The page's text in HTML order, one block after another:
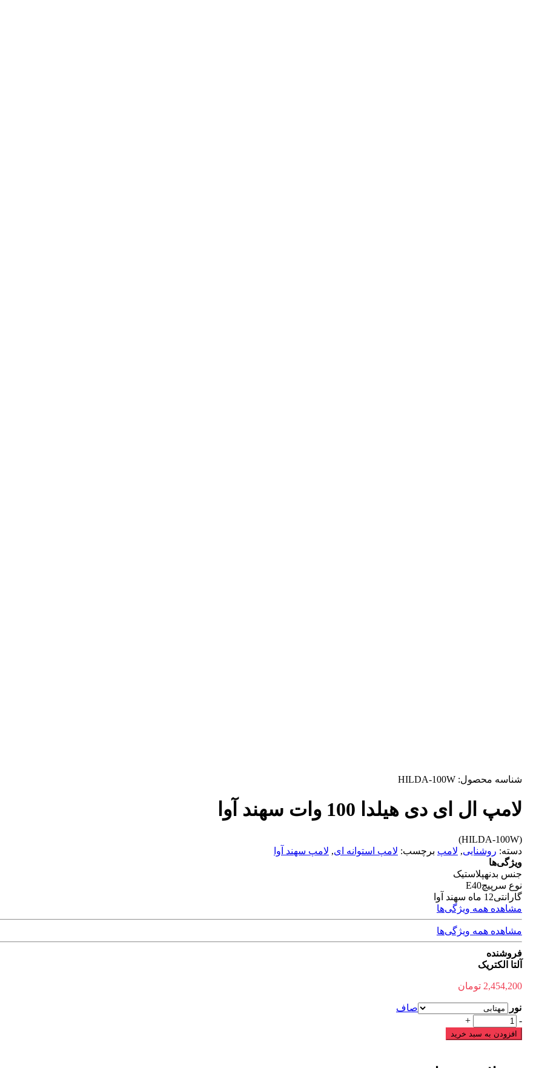
شناسه محصول: HILDA-100W
لامپ ال ای دی هیلدا 100 وات سهند آوا
(HILDA-100W)
دسته: روشنایی, لامپ برچسب: لامپ استوانه ای, لامپ سهند آوا
ویژگی‌ها
جنس بدنهپلاستیک
نوع سرپیچE40
گارانتی12 ماه سهند آوا
مشاهده همه ویژگی‌ها
مشاهده همه ویژگی‌ها
فروشنده
آلتا الکتریک
2,454,200 تومان
نور
صاف
لامپ
ال
ای
-
+
افزودن به سبد خرید